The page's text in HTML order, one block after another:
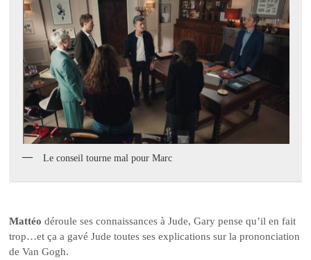
Le conseil tourne mal pour Marc
Mattéo déroule ses connaissances à Jude, Gary pense qu’il en fait
trop…et ça a gavé Jude toutes ses explications sur la prononciation
de Van Gogh.